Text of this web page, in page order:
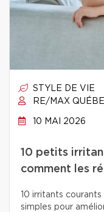
STYLE DE VIE
RE/MAX
10 MAI 2026
10 petits
comment les
10 irritants
simples pour